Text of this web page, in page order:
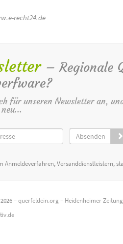
recht24.de
– Regionale
für unseren Newsletter an,
Absenden
Anmeldeverfahren, Versanddienstleistern,
–querfeldein.org– Heidenheimer